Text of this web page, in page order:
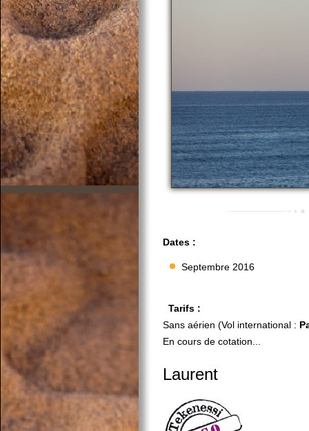
Dates :
Septembre 2016
Tarifs :
Sans aérien (Vol international :
En cours de cotation...
Laurent